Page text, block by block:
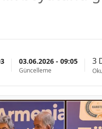
03.06.2026 - 09:05
Güncelleme
3